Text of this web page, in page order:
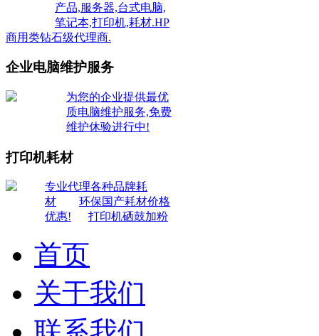
产品,服务器,台式电脑,
笔记本,打印机,耗材.HP
商用类钻石级代理商.
企业电脑维护服务
为您的企业提供最优
质电脑维护服务,免费
维护休验进行中!
打印机耗材
专业代理各种品牌耗
材
环保国产耗材价格
优惠!
打印机硒鼓加粉
首页
关于我们